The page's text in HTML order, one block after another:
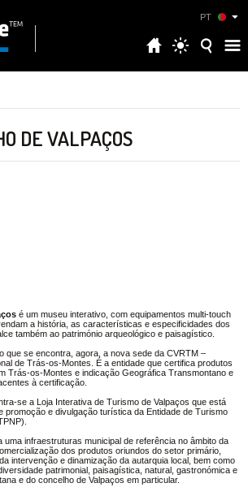
PT
DE VALPAÇOS
é um museu interativo, com equipamentos multi-touch
a história, as características e especificidades dos
também ao património arqueológico e paisagístico.
que se encontra, agora, a nova sede da CVRTM –
de Trás-os-Montes. É a entidade que certifica produtos
Trás-os-Montes e indicação Geográfica Transmontano e
à certificação.
se a Loja Interativa de Turismo de Valpaços que está
promoção e divulgação turística da Entidade de Turismo
uma infraestruturas municipal de referência no âmbito da
dos produtos oriundos do setor primário,
intervenção e dinamização da autarquia local, bem como
patrimonial, paisagística, natural, gastronómica e
e do concelho de Valpaços em particular.